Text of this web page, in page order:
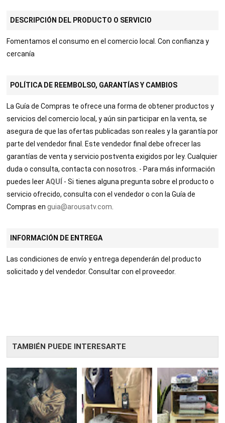
DESCRIPCIÓN DEL PRODUCTO O SERVICIO
Fomentamos el consumo en el comercio local. Con confianza y
cercanía
POLÍTICA DE REEMBOLSO, GARANTÍAS Y CAMBIOS
La Guía de Compras te ofrece una forma de obtener productos y
servicios del comercio local, y aún sin participar en la venta, se
asegura de que las ofertas publicadas son reales y la garantía por
parte del vendedor final. Este vendedor final debe ofrecer las
garantías de venta y servicio postventa exigidos por ley. Cualquier
duda o consulta, contacta con nosotros. - Para más información
puedes leerAQUÍ - Si tienes alguna pregunta sobre el producto o
servicio ofrecido, consulta con el vendedor o con la Guía de
Compras enguia@arousatv.com.
INFORMACIÓN DE ENTREGA
Las condiciones de envío y entrega dependerán del producto
solicitado y del vendedor. Consultar con el proveedor.
TAMBIÉN PUEDE INTERESARTE
TABLE
BOOKI
NG